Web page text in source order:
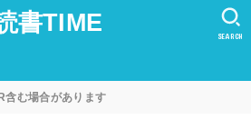
書TIME SEARCH
含む場合があります